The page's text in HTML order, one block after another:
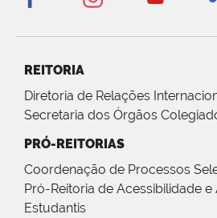
REITORIA
Diretoria de Relações
Secretaria dos Órgãos
PRÓ-REITORIAS
Coordenação de Processos
Pró-Reitoria de Acessibilidade e
Estudantis